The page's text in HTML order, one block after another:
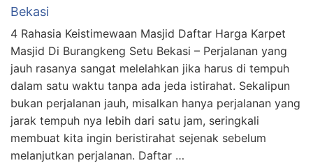
Bekasi
4 Rahasia Keistimewaan Masjid Daftar Harga Karpet
Masjid Di Burangkeng Setu Bekasi – Perjalanan yang
jauh rasanya sangat melelahkan jika harus di tempuh
dalam satu waktu tanpa ada jeda istirahat. Sekalipun
bukan perjalanan jauh, misalkan hanya perjalanan yang
jarak tempuh nya lebih dari satu jam, seringkali
membuat kita ingin beristirahat sejenak sebelum
melanjutkan perjalanan. Daftar …